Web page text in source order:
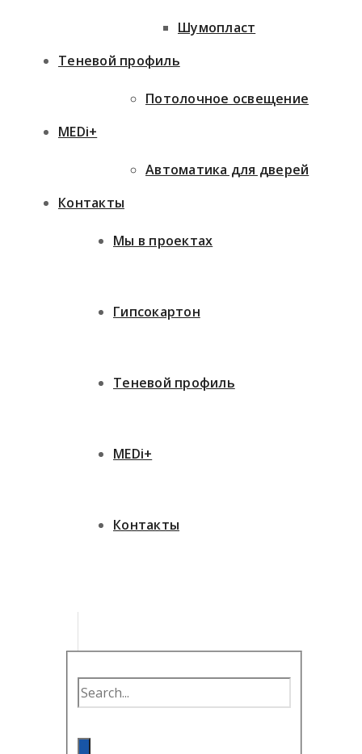
Теневой профиль
MEDi+
Контакты
Шумопласт
Потолочное освещение
Автоматика для дверей
Мы в проектах
Гипсокартон
Теневой профиль
MEDi+
Контакты